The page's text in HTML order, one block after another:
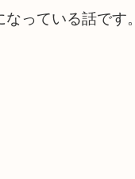
っている話です。